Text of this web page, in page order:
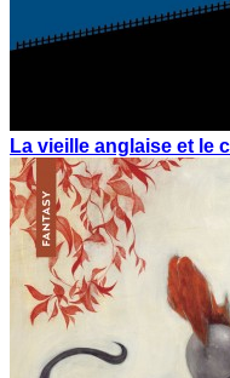
La vieille anglaise et le